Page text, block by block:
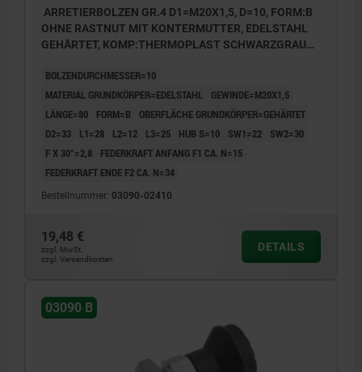
ARRETIERBOLZEN GR.4 D1=M20X1,5, D=10, FORM:B
OHNE RASTNUT MIT KONTERMUTTER, EDELSTAHL
GEHÄRTET, KOMP:THERMOPLAST SCHWARZGRAU
BOLZENDURCHMESSER=10
MATERIAL GRUNDKÖRPER=EDELSTAHL
GEWINDE=M20X1,5
LÄNGE=80
FORM=B
OBERFLÄCHE GRUNDKÖRPER=GEHÄRTET
D2=33
L1=28 L2=12 L3=25 HUB S=10 SW1=22
SW2=30
F X 30°=2,8
FEDERKRAFT ANFANG F1 CA. N=15
FEDERKRAFT ENDE F2 CA. N=34
Bestellnummer: 03090-02410
19,48 €
zzgl. MwSt.
zzgl. Versandkosten
DETAILS
03090 B